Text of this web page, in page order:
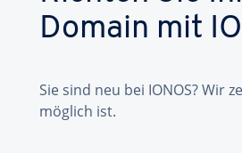
Domain mit
Sie sind neu bei IONOS? Wir
möglich ist.